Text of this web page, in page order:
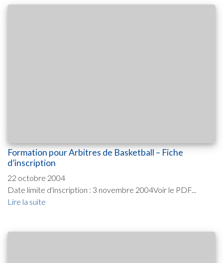
Formation pour Arbitres de Basketball – Fiche
d’inscription
22 octobre 2004
Date limite d'inscription : 3 novembre 2004Voir le PDF...
Lire la suite